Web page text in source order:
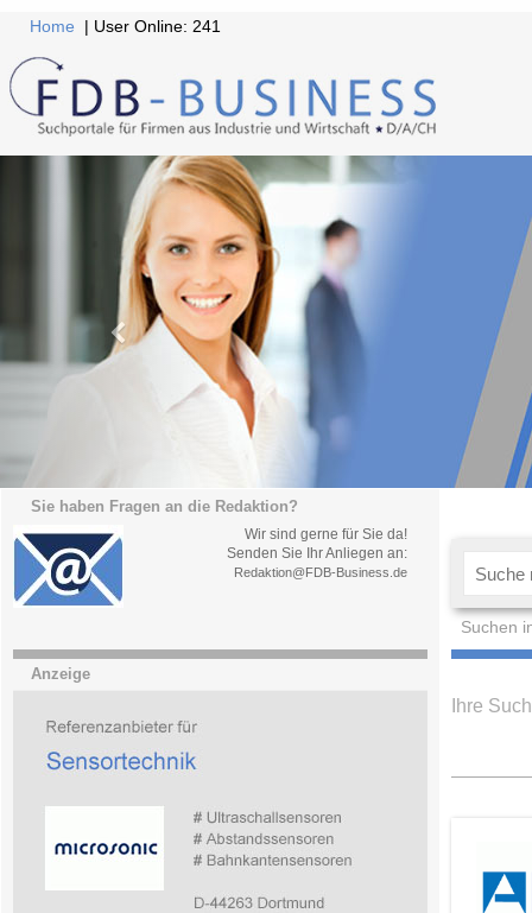
Home | User Online: 241
Sie haben Fragen an die Redaktion?
Wir sind gerne für Sie da!
Senden Sie Ihr Anliegen an:
Redaktion@FDB-Business.de
Suchen
Anzeige
Ihre